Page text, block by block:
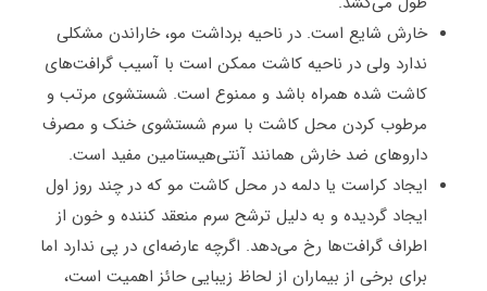
خارش شایع است. در ناحیه برداشت مو، خاراندن مشکلی
ندارد ولی در ناحیه کاشت ممکن است با آسیب گرافت‌های
کاشت شده همراه باشد و ممنوع است. شستشوی مرتب و
مرطوب کردن محل کاشت با سرم شستشوی خنک و مصرف
داروهای ضد خارش همانند آنتی‌هیستامین مفید است.
ایجاد کراست یا دلمه در محل کاشت مو که در چند روز اول
ایجاد گردیده و به دلیل ترشح سرم منعقد کننده و خون از
اطراف گرافت‌ها رخ می‌دهد. اگرچه عارضه‌ای در پی ندارد اما
برای برخی از بیماران از لحاظ زیبایی حائز اهمیت است،